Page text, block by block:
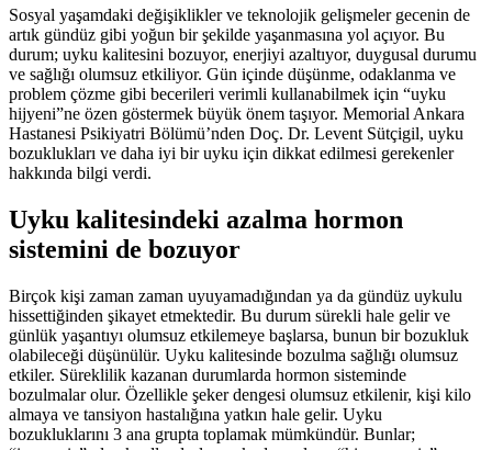
Sosyal yaşamdaki değişiklikler ve teknolojik gelişmeler gecenin de
artık gündüz gibi yoğun bir şekilde yaşanmasına yol açıyor. Bu
durum; uyku kalitesini bozuyor, enerjiyi azaltıyor, duygusal durumu
ve sağlığı olumsuz etkiliyor. Gün içinde düşünme, odaklanma ve
problem çözme gibi becerileri verimli kullanabilmek için “uyku
hijyeni”ne özen göstermek büyük önem taşıyor. Memorial Ankara
Hastanesi Psikiyatri Bölümü’nden Doç. Dr. Levent Sütçigil, uyku
bozuklukları ve daha iyi bir uyku için dikkat edilmesi gerekenler
hakkında bilgi verdi.
Uyku kalitesindeki azalma hormon
sistemini de bozuyor
Birçok kişi zaman zaman uyuyamadığından ya da gündüz uykulu
hissettiğinden şikayet etmektedir. Bu durum sürekli hale gelir ve
günlük yaşantıyı olumsuz etkilemeye başlarsa, bunun bir bozukluk
olabileceği düşünülür. Uyku kalitesinde bozulma sağlığı olumsuz
etkiler. Süreklilik kazanan durumlarda hormon sisteminde
bozulmalar olur. Özellikle şeker dengesi olumsuz etkilenir, kişi kilo
almaya ve tansiyon hastalığına yatkın hale gelir. Uyku
bozukluklarını 3 ana grupta toplamak mümkündür. Bunlar;